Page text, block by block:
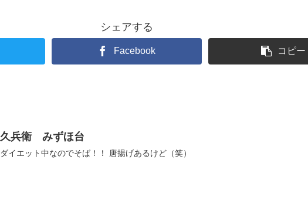
シェアする
Facebook コピー
久兵衛 みずほ台
ダイエット中なのでそば！！ 唐揚げあるけど（笑）